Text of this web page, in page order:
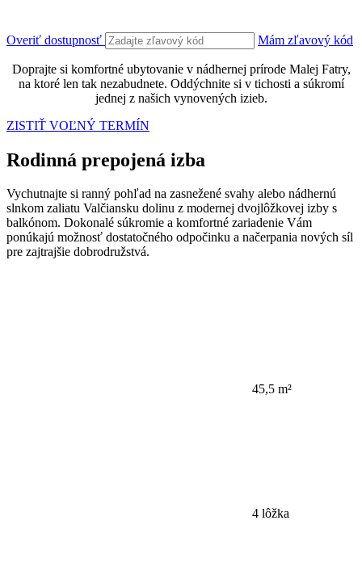
Overiť dostupnosť Mám zľavový kód
Doprajte si komfortné ubytovanie v nádhernej prírode Malej Fatry,
na ktoré len tak nezabudnete. Oddýchnite si v tichosti a súkromí
jednej z našich vynovených izieb.
ZISTIŤ VOĽNÝ TERMÍN
Rodinná prepojená izba
Vychutnajte si ranný pohľad na zasnežené svahy alebo nádhernú
slnkom zaliatu Valčiansku dolinu z modernej dvojlôžkovej izby s
balkónom. Dokonalé súkromie a komfortné zariadenie Vám
ponúkajú možnosť dostatočného odpočinku a načerpania nových síl
pre zajtrajšie dobrodružstvá.
45,5 m²
4 lôžka